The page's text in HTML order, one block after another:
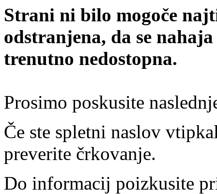
Strani ni bilo mogoče
odstranjena, da se
trenutno nedostopna.
Prosimo poskusite
Če ste spletni naslov
preverite črkovanje.
Do informacij poizkusite